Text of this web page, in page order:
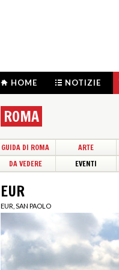
HOME NOTIZIE
ROMA
GUIDA DI ROMA ARTE
DA VEDERE
EVENTI
EUR
EUR, SAN PAOLO